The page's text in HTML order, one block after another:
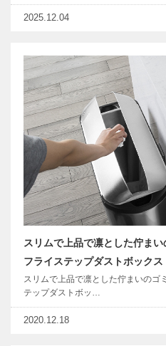
2025.12.04
スリムで上品で凛とした佇ま
フライステップダストボックス
スリムで上品で凛とした佇まいのゴ
テップダストボッ…
2020.12.18